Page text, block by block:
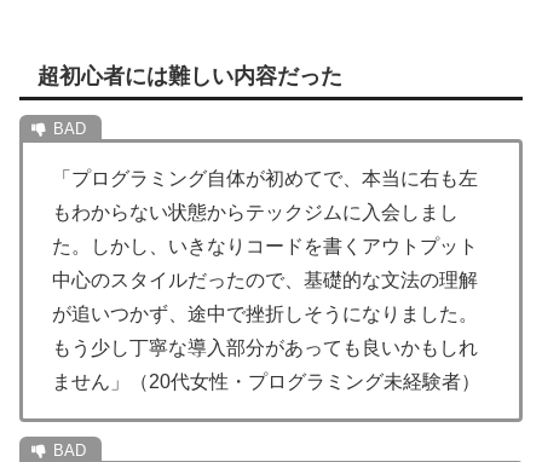
超初心者には難しい内容だった
「プログラミング自体が初めてで、本当に右も左
もわからない状態からテックジムに入会しまし
た。しかし、いきなりコードを書くアウトプット
中心のスタイルだったので、基礎的な文法の理解
が追いつかず、途中で挫折しそうになりました。
もう少し丁寧な導入部分があっても良いかもしれ
ません」（20代女性・プログラミング未経験者）